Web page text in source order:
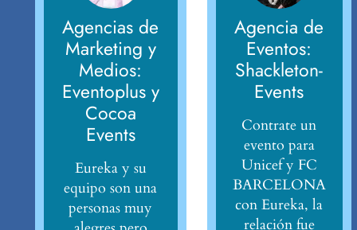
Agencias de
Marketing y
Medios:
Eventoplus y
Cocoa
Events
Eureka y su
equipo son una
personas muy
Agencia de
Eventos:
Shackleton-
Events
Contrate un
evento para
Unicef y FC
BARCELONA
con Eureka, la
relación fue